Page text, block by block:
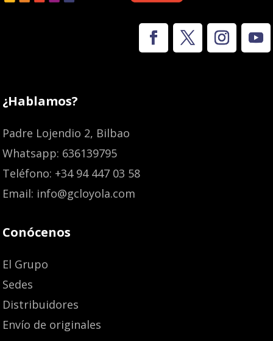
¿Hablamos?
Padre Lojendio 2, Bilbao
Whatsapp: 636139795
Teléfono: +34 94 447 03 58
Email: info@gcloyola.com
Conócenos
El Grupo
Sedes
Distribuidores
Envío de originales